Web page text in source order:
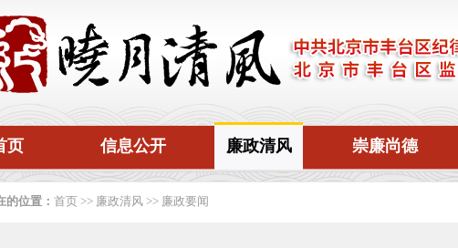
页 信息公开 廉政清风 崇廉尚德
的位置： 首页 >> 廉政清风 >> 廉政要闻